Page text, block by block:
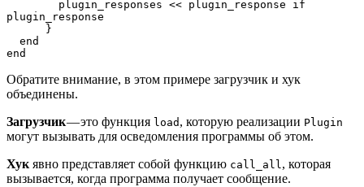
plugin_response
      }
  end
end
Обратите внимание, в этом примере загрузчик и хук
объединены.
Загрузчик— это функция load , которую реализации Plugin
могут вызывать для осведомления программы об этом.
Хук явно представляет собой функцию call_all, которая
вызывается, когда программа получает сообщение.